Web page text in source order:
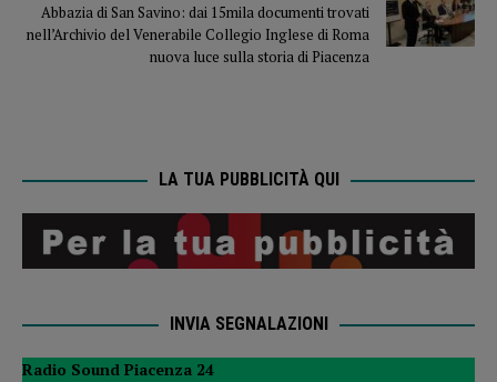
Abbazia di San Savino: dai 15mila documenti trovati
nell’Archivio del Venerabile Collegio Inglese di Roma
nuova luce sulla storia di Piacenza
LA TUA PUBBLICITÀ QUI
INVIA SEGNALAZIONI
Radio Sound Piacenza 24